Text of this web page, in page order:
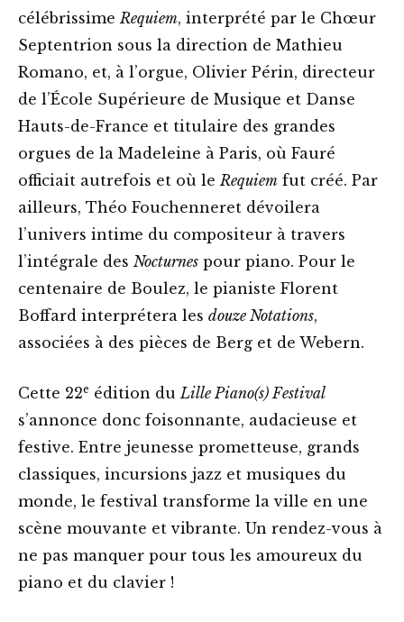
célébrissime Requiem, interprété par le Chœur
Septentrion sous la direction de Mathieu
Romano, et, à l’orgue, Olivier Périn, directeur
de l’École Supérieure de Musique et Danse
Hauts-de-France et titulaire des grandes
orgues de la Madeleine à Paris, où Fauré
officiait autrefois et où le Requiem fut créé. Par
ailleurs, Théo Fouchenneret dévoilera
l’univers intime du compositeur à travers
l’intégrale des Nocturnes pour piano. Pour le
centenaire de Boulez, le pianiste Florent
Boffard interprétera les douze Notations,
associées à des pièces de Berg et de Webern.
Cette 22e édition du Lille Piano(s) Festival
s’annonce donc foisonnante, audacieuse et
festive. Entre jeunesse prometteuse, grands
classiques, incursions jazz et musiques du
monde, le festival transforme la ville en une
scène mouvante et vibrante. Un rendez-vous à
ne pas manquer pour tous les amoureux du
piano et du clavier !